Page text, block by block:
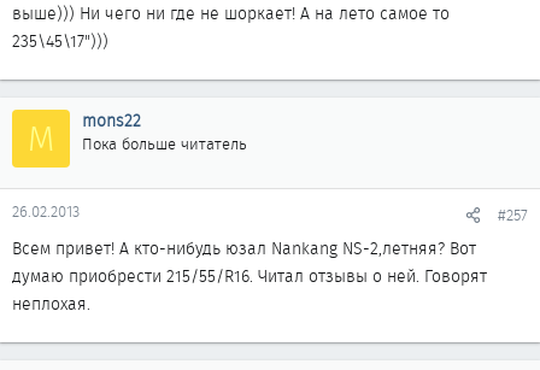
выше))) Ни чего ни где не шоркает! А на лето самое то
235\45\17")))
M mons22
Пока больше читатель
26.02.2013 #257
Всем привет! А кто-нибудь юзал Nankang NS-2,летняя? Вот
думаю приобрести 215/55/R16. Читал отзывы о ней. Говорят
неплохая.